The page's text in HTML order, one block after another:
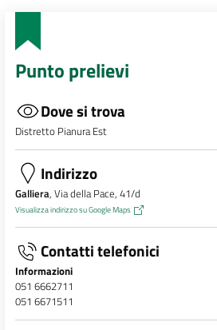
Punto prelievi
Dove si trova
Distretto Pianura Est
Indirizzo
Galliera, Via della Pace, 41/d
Visualizza indirizzo su Google Maps
Contatti telefonici
Informazioni
051 6662711
051 6671511